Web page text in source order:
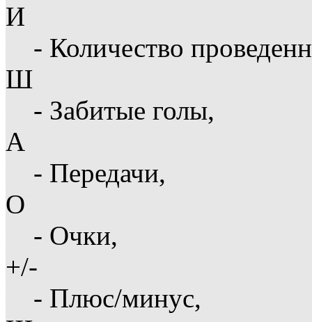
И
- Количество
Ш
- Забитые голы,
А
- Передачи,
О
- Очки,
+/-
- Плюс/минус,